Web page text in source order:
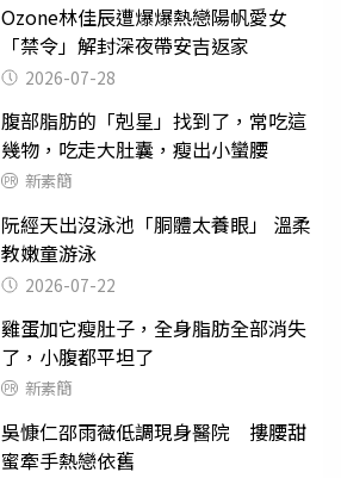
Ozone林佳辰遭爆爆熱戀陽帆愛女
「禁令」解封深夜帶安吉返家
2026-07-28
腹部脂肪的「剋星」找到了，常吃這
幾物，吃走大肚囊，瘦出小蠻腰
新素簡
阮經天出沒泳池「胴體太養眼」 溫柔
教嫩童游泳
2026-07-22
雞蛋加它瘦肚子，全身脂肪全部消失
了，小腹都平坦了
新素簡
吳慷仁邵雨薇低調現身醫院 摟腰甜
蜜牽手熱戀依舊